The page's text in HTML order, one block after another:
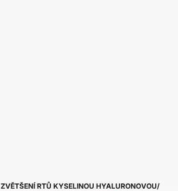
ZVĚTŠENÍ RTŮ KYSELINOU HYALURONOVOU